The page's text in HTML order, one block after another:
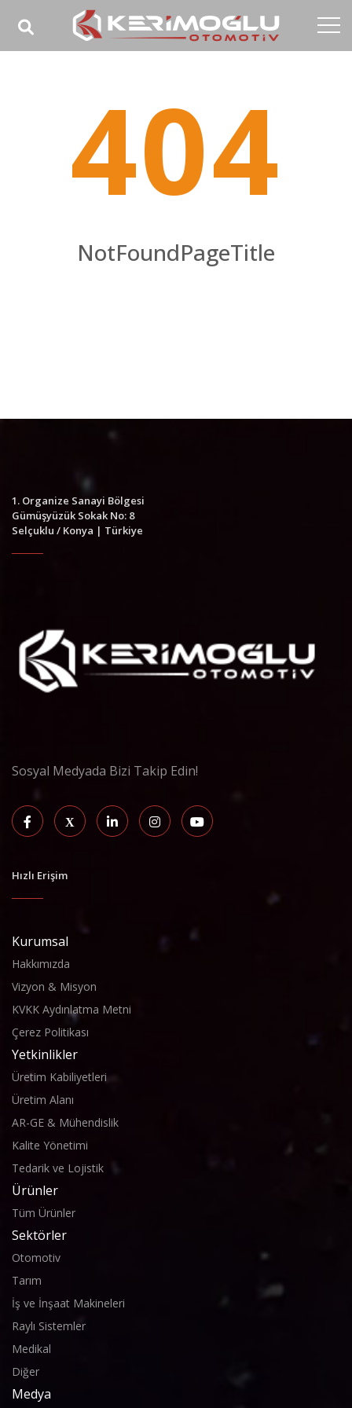
Referanslar
404
NotFoundPageTitle
1. Organize Sanayi Bölgesi
Gümüşyüzük Sokak No: 8
Selçuklu / Konya | Türkiye
Sosyal Medyada Bizi Takip Edin!
Hızlı Erişim
Kurumsal
Hakkımızda
Vizyon & Misyon
KVKK Aydınlatma Metni
Çerez Politikası
Yetkinlikler
Üretim Kabiliyetleri
Üretim Alanı
AR-GE & Mühendislik
Kalite Yönetimi
Tedarik ve Lojistik
Ürünler
Tüm Ürünler
Sektörler
Otomotiv
Tarım
İş ve İnşaat Makineleri
Raylı Sistemler
Medikal
Diğer
Medya